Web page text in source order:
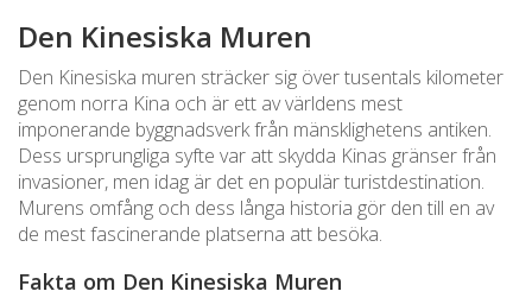
Den Kinesiska Muren
Den Kinesiska muren sträcker sig över tusentals kilometer
genom norra Kina och är ett av världens mest
imponerande byggnadsverk från mänsklighetens antiken.
Dess ursprungliga syfte var att skydda Kinas gränser från
invasioner, men idag är det en populär turistdestination.
Murens omfång och dess långa historia gör den till en av
de mest fascinerande platserna att besöka.
Fakta om Den Kinesiska Muren